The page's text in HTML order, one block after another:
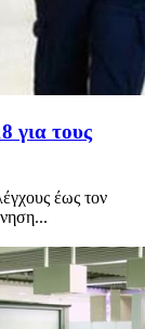
για τους
έως τον